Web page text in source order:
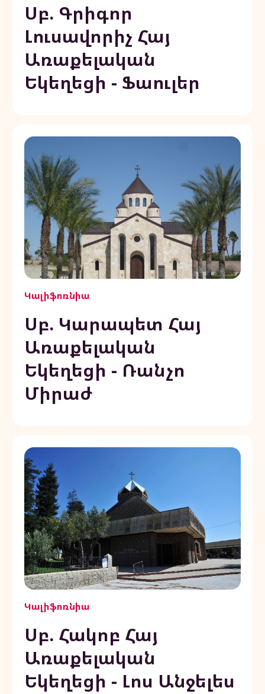
Սբ. Գրիգոր
Լուսավորիչ Հայ
Առաքելական
Եկեղեցի - Ֆաուլեր
Կալիֆոռնիա
Սբ. Կարապետ Հայ
Առաքելական
Եկեղեցի - Ռանչո
Միրաժ
Կալիֆոռնիա
Սբ. Հակոբ Հայ
Առաքելական
Եկեղեցի - Լոս Անջելես